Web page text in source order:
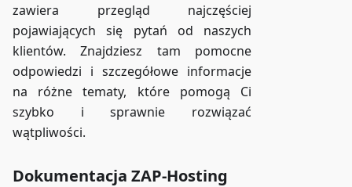
zawiera przegląd najczęściej
pojawiających się pytań od naszych
klientów. Znajdziesz tam pomocne
odpowiedzi i szczegółowe informacje
na różne tematy, które pomogą Ci
szybko i sprawnie rozwiązać
wątpliwości.
Dokumentacja ZAP-Hosting